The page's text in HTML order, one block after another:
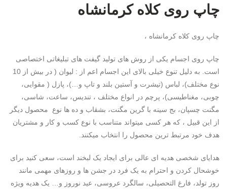
چاپ روی کلاه کرمانشاه
چاپ روی کلاه کرمانشاه ،
چاپ روی اجسام یکی از روش های تولید گیفت های تبلیغاتی اختصاصی
است. به دلیل تنوع خیلی بالای این اجسام اعم از : لیوان ( در بیش از 10
نوع مختلف)، لباس (تیشرت و آستین بلند و تاپ و…)، پازل ( مقوایی،
چوبی، مغناطیسی)، پرچم در انواع مختلف ، تندیس، ساعت، شاسی،
مگنت چسپان، بج سینه با گرین مگنت، بشقاب و ده ها نوع محصول دیگر
از این قبیل ، که هر کسی میتواند متناسب با نوع کسب و کار و مشتریان
هدف خود مرتبط ترین محصول را انتخاب میکنند.
هدایای شخصی هدیه ای عالی برای ایجاد یک لبخند است، سعی کنید برای
خوشحال کردن و احترام به یک فرد در جشن ها و روزهای مهمی مانند
روز تولد، فارغ التحصیلی، سالگرد عروسی، عید نوروز و… یک هدیه ویژه